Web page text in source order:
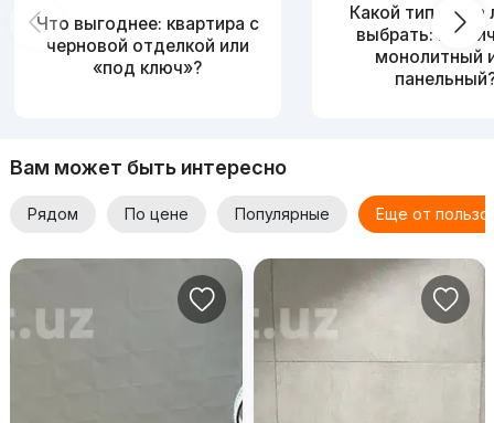
Что выгоднее: квартира с
черновой отделкой или
«под ключ»?
Какой тип дома
выбрать:
монолитный
Вам может быть интересно
Рядом По цене Популярные Еще от